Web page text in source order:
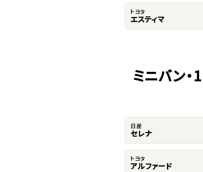
トヨタ
エスティマ
ミニバン
日産
セレナ
トヨタ
アルファード